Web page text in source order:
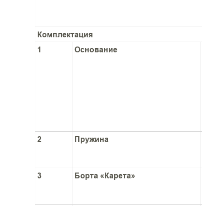
Комплектация
1
Основание
2 Пружина
3 Борта «Карета»